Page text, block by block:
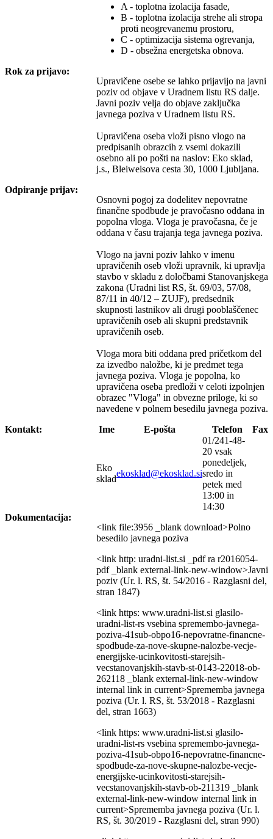
A - toplotna izolacija fasade,
B - toplotna izolacija strehe ali stropa
proti neogrevanemu prostoru,
C - optimizacija sistema ogrevanja,
D - obsežna energetska obnova.
Rok za prijavo:
Upravičene osebe se lahko prijavijo na javni
poziv od objave v Uradnem listu RS dalje.
Javni poziv velja do objave zaključka
javnega poziva v Uradnem listu RS.
Upravičena oseba vloži pisno vlogo na
predpisanih obrazcih z vsemi dokazili
osebno ali po pošti na naslov: Eko sklad,
j.s., Bleiweisova cesta 30, 1000 Ljubljana.
Odpiranje prijav:
Osnovni pogoj za dodelitev nepovratne
finančne spodbude je pravočasno oddana in
popolna vloga. Vloga je pravočasna, če je
oddana v času trajanja tega javnega poziva.
Vlogo na javni poziv lahko v imenu
upravičenih oseb vloži upravnik, ki upravlja
stavbo v skladu z določbami Stanovanjskega
zakona (Uradni list RS, št. 69/03, 57/08,
87/11 in 40/12 – ZUJF), predsednik
skupnosti lastnikov ali drugi pooblaščenec
upravičenih oseb ali skupni predstavnik
upravičenih oseb.
Vloga mora biti oddana pred pričetkom del
za izvedbo naložbe, ki je predmet tega
javnega poziva. Vloga je popolna, ko
upravičena oseba predloži v celoti izpolnjen
obrazec "Vloga" in obvezne priloge, ki so
navedene v polnem besedilu javnega poziva.
Kontakt:
Ime E-pošta Telefon Fax
Eko
sklad
ekosklad@ekosklad.si
01/241-48-
20 vsak
ponedeljek,
sredo in
petek med
13:00 in
14:30
Dokumentacija:
<link file:3956 _blank download>Polno
besedilo javnega poziva
<link http: uradni-list.si _pdf ra r2016054-
pdf _blank external-link-new-window>Javni
poziv (Ur. l. RS, št. 54/2016 - Razglasni del,
stran 1847)
<link https: www.uradni-list.si glasilo-
uradni-list-rs vsebina spremembo-javnega-
poziva-41sub-obpo16-nepovratne-financne-
spodbude-za-nove-skupne-nalozbe-vecje-
energijske-ucinkovitosti-starejsih-
vecstanovanjskih-stavb-st-0143-22018-ob-
262118 _blank external-link-new-window
internal link in current>Sprememba javnega
poziva (Ur. l. RS, št. 53/2018 - Razglasni
del, stran 1663)
<link https: www.uradni-list.si glasilo-
uradni-list-rs vsebina spremembo-javnega-
poziva-41sub-obpo16-nepovratne-financne-
spodbude-za-nove-skupne-nalozbe-vecje-
energijske-ucinkovitosti-starejsih-
vecstanovanjskih-stavb-ob-211319 _blank
external-link-new-window internal link in
current>Sprememba javnega poziva (Ur. l.
RS, št. 30/2019 - Razglasni del, stran 990)